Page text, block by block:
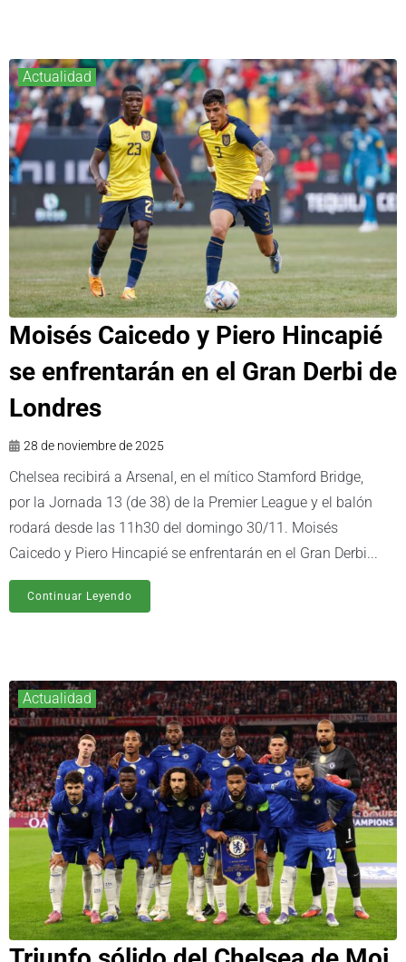
Actualidad
Moisés Caicedo y Piero Hincapié
se enfrentarán en el Gran Derbi de
Londres
28 de noviembre de 2025
Chelsea recibirá a Arsenal, en el mítico Stamford Bridge,
por la Jornada 13 (de 38) de la Premier League y el balón
rodará desde las 11h30 del domingo 30/11. Moisés
Caicedo y Piero Hincapié se enfrentarán en el Gran Derbi...
Continuar Leyendo
Actualidad